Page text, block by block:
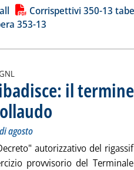
Corrispettivi 350-13
353-13
il
agosto
autorizzativo del
provvisorio del